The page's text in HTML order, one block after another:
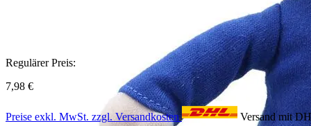
Regulärer Preis:
7,98 €
Preise exkl. MwSt. zzgl. Versandkosten Versand mit